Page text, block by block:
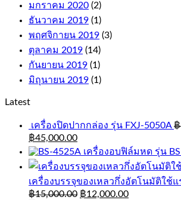
มกราคม 2020 (2)
ธันวาคม 2019 (1)
พฤศจิกายน 2019 (3)
ตุลาคม 2019 (14)
กันยายน 2019 (1)
มิถุนายน 2019 (1)
Latest
เครื่องปิดปากกล่อง รุ่น FXJ-5050A ฿
฿45,000.00
เครื่องอบฟิล์มหด รุ่น
เครื่องบรรจุของเหลวกึ่งอัตโนมัติใช้
฿15,000.00 ฿12,000.00